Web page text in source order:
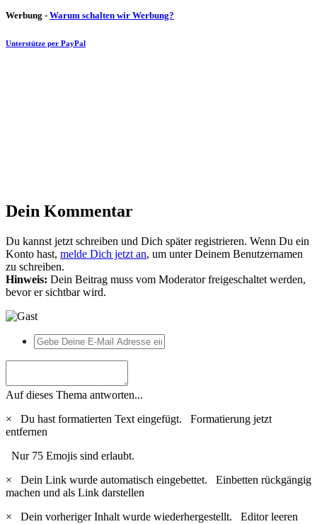
Werbung - Warum schalten wir Werbung?
Unterstütze per PayPal
Dein Kommentar
Du kannst jetzt schreiben und Dich später registrieren. Wenn Du ein
Konto hast, melde Dich jetzt an, um unter Deinem Benutzernamen
zu schreiben.
Hinweis: Dein Beitrag muss vom Moderator freigeschaltet werden,
bevor er sichtbar wird.
Auf dieses Thema antworten...
×
Du hast formatierten Text eingefügt. Formatierung jetzt
entfernen
Nur 75 Emojis sind erlaubt.
×
Dein Link wurde automatisch eingebettet. Einbetten rückgängig
machen und als Link darstellen
×
Dein vorheriger Inhalt wurde wiederhergestellt. Editor leeren